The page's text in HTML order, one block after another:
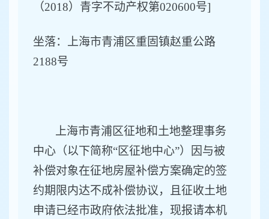
（2018） 青字不动产权第020600号]
坐落： 上海市青浦区重固镇赵重公路
2188号
上海市青浦区征地和土地整理事务
中心（以下简称“区征地中心”）因与被
补偿对象在征地房屋补偿方案确定的签
约期限内达不成补偿协议， 且征收土地
申请已经市政府依法批准，现报请本机